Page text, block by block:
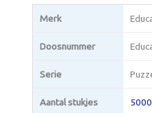
Merk
Doosnummer
Serie
Aantal stukjes 5000